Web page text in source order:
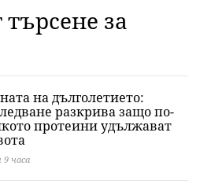
търсене за
на дълголетието:
разкрива защо по-
протеини удължават
9 часа